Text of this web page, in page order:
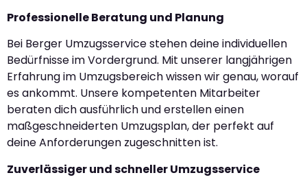
Professionelle Beratung und Planung
Bei Berger Umzugsservice stehen deine individuellen
Bedürfnisse im Vordergrund. Mit unserer langjährigen
Erfahrung im Umzugsbereich wissen wir genau, worauf
es ankommt. Unsere kompetenten Mitarbeiter
beraten dich ausführlich und erstellen einen
maßgeschneiderten Umzugsplan, der perfekt auf
deine Anforderungen zugeschnitten ist.
Zuverlässiger und schneller Umzugsservice